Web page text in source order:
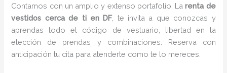
Contamos con un amplio y extenso portafolio. Larenta de
vestidos cerca de ti en DF, te invita a que conozcas y
aprendas todo el código de vestuario, libertad en la
elección de prendas y combinaciones. Reserva con
anticipación tu cita para atenderte como te lo mereces.